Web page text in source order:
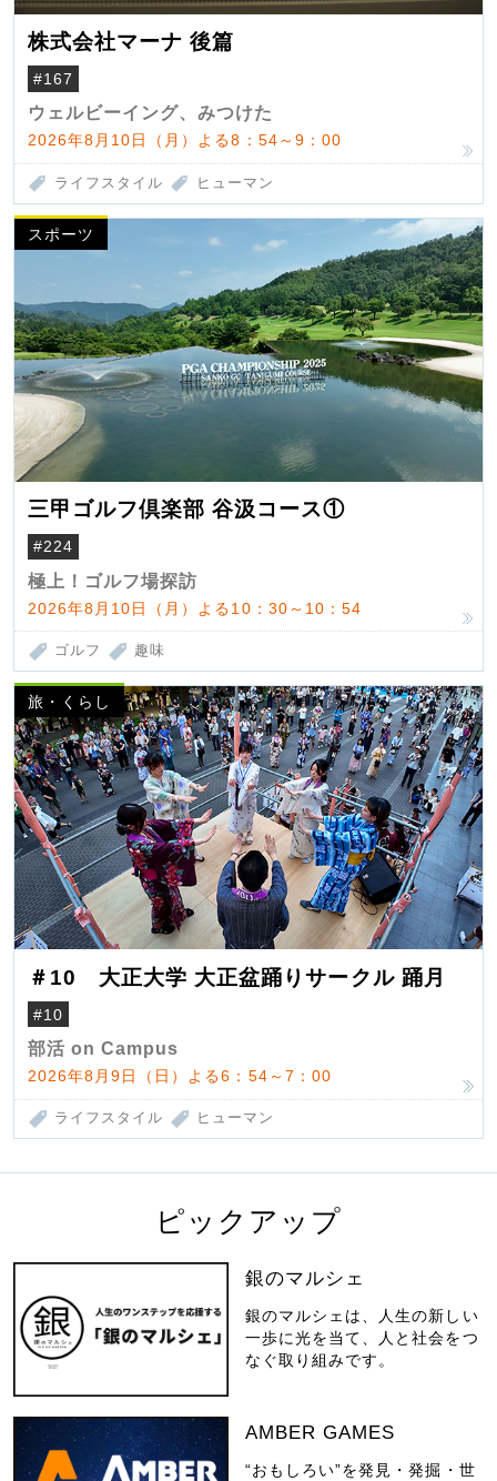
株式会社マーナ 後篇
#167
ウェルビーイング、みつけた
2026年8月10日（月）よる8：54～9：00
ライフスタイル ヒューマン
スポーツ
三甲ゴルフ倶楽部 谷汲コース①
#224
極上！ゴルフ場探訪
2026年8月10日（月）よる10：30～10：54
ゴルフ 趣味
旅・くらし
＃10 大正大学 大正盆踊りサークル 踊月
#10
部活 on Campus
2026年8月9日（日）よる6：54～7：00
ライフスタイル ヒューマン
ピックアップ
銀のマルシェ
銀のマルシェは、人生の新しい
一歩に光を当て、人と社会をつ
なぐ取り組みです。
AMBER GAMES
“おもしろい”を発見・発掘・世